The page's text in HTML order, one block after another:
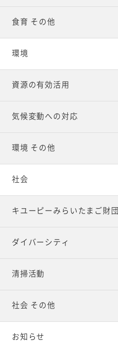
食育 その他
環境
資源の有効活用
気候変動への対応
環境 その他
社会
キユーピーみらいたまご財団
ダイバーシティ
清掃活動
社会 その他
お知らせ